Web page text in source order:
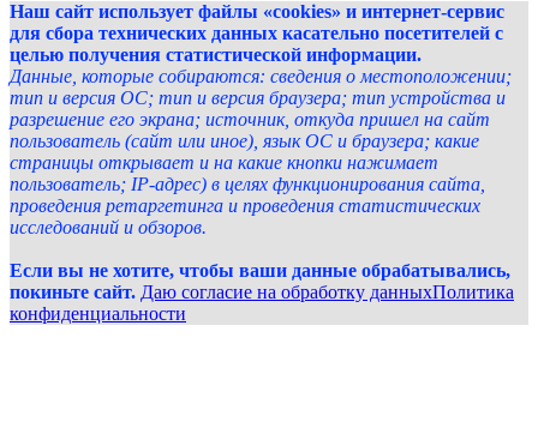
Наш сайт использует файлы «cookies» и интернет-сервис
для сбора технических данных касательно посетителей с
целью получения статистической информации.
Данные, которые собираются: сведения о местоположении;
тип и версия ОС; тип и версия браузера; тип устройства и
разрешение его экрана; источник, откуда пришел на сайт
пользователь (сайт или иное), язык ОС и браузера; какие
страницы открывает и на какие кнопки нажимает
пользователь; IP-адрес) в целях функционирования сайта,
проведения ретаргетинга и проведения статистических
исследований и обзоров.
Если вы не хотите, чтобы ваши данные обрабатывались,
покиньте сайт. Даю согласие на обработку данныхПолитика
конфиденциальности